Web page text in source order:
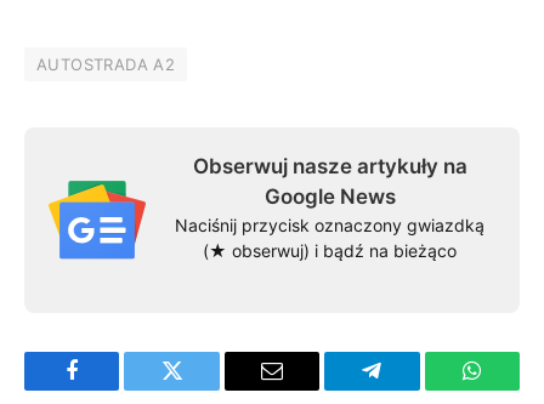
AUTOSTRADA A2
Obserwuj nasze artykuły na
Google News
Naciśnij przycisk oznaczony gwiazdką
(★ obserwuj) i bądź na bieżąco
Facebook Twitter Email Telegram